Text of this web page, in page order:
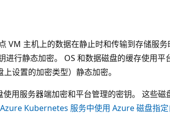
VM 主机上的数据在静止时和传输到存储服务
进行静态加密。 OS 和数据磁盘的缓存使用平
设置的加密类型）静态加密。
用服务器端加密和平台管理的密钥。 这些磁
Azure Kubernetes 服务中使用 Azure 磁盘指定